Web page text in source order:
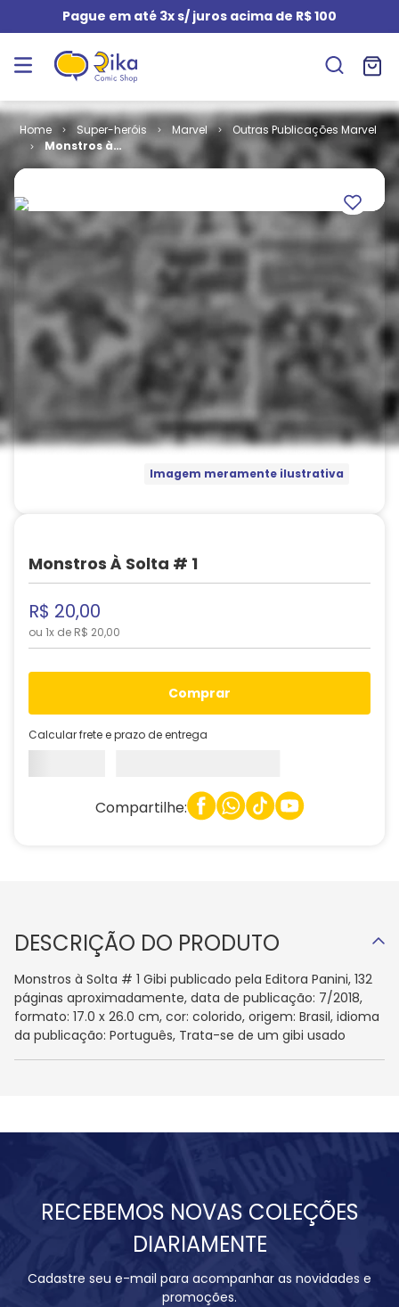
Pague em até 3x s/ juros acima de R$ 100
Super-heróis Marvel
Outras Publicações Marvel
Monstros à
Solta # 1
Imagem meramente ilustrativa
Monstros À Solta # 1
R$ 20,00
ou 1x de R$ 20,00
comprar
Calcular frete e prazo de entrega
Compartilhe:
DESCRIÇÃO DO PRODUTO
Monstros à Solta # 1 Gibi publicado pela Editora Panini, 132
páginas aproximadamente, data de publicação: 7/2018,
formato: 17.0 x 26.0 cm, cor: colorido, origem: Brasil, idioma
da publicação: Português, Trata-se de um gibi usado
RECEBEMOS NOVAS COLEÇÕES
DIARIAMENTE
Cadastre seu e-mail para acompanhar as novidades e
promoções.